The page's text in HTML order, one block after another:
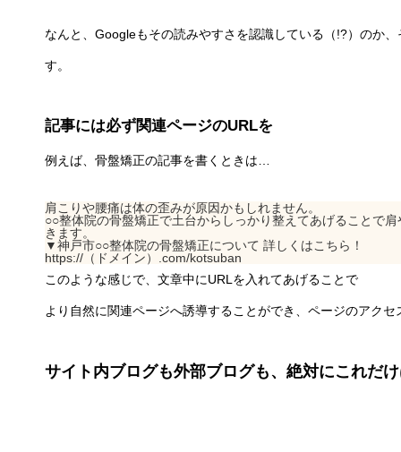
なんと、Googleもその読みやすさを認識している（!?）のか
す。
記事には必ず関連ページのURLを
例えば、骨盤矯正の記事を書くときは…
肩こりや腰痛は体の歪みが原因かもしれません。
○○整体院の骨盤矯正で土台からしっかり整えてあげることで
きます。
▼神戸市○○整体院の骨盤矯正について 詳しくはこちら！
https://（ドメイン）.com/kotsuban
このような感じで、文章中にURLを入れてあげることで
より自然に関連ページへ誘導することができ、ページのアクセ
サイト内ブログも外部ブログも、絶対にこれだ